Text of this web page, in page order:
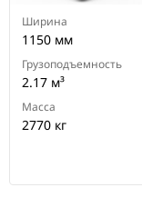
Ширина
1150 мм
Грузоподъемность
2.17 м³
Масса
2770 кг